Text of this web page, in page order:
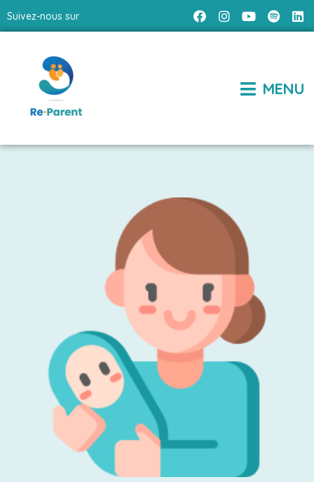
Suivez-nous sur
MENU